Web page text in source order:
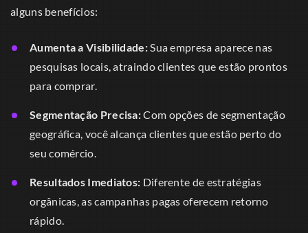
alguns benefícios:
Aumenta a Visibilidade:Sua empresa aparece nas
pesquisas locais, atraindo clientes que estão prontos
para comprar.
Segmentação Precisa:Com opções de segmentação
geográfica, você alcança clientes que estão perto do
seu comércio.
Resultados Imediatos: Diferente de estratégias
orgânicas, as campanhas pagas oferecem retorno
rápido.